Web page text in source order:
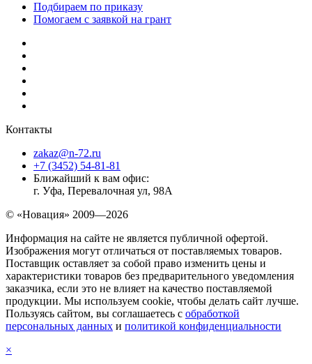
Подбираем по приказу
Помогаем с заявкой на грант
Контакты
zakaz@n-72.ru
+7 (3452) 54-81-81
Ближайший к вам офис:
г. Уфа, Перевалочная ул, 98А
© «Новация» 2009—2026
Информация на сайте не является публичной офертой.
Изображения могут отличаться от поставляемых товаров.
Поставщик оставляет за собой право изменить цены и
характеристики товаров без предварительного уведомления
заказчика, если это не влияет на качество поставляемой
продукции. Мы используем cookie, чтобы делать сайт лучше.
Пользуясь сайтом, вы соглашаетесь с обработкой
персональных данных и политикой конфиденциальности
×